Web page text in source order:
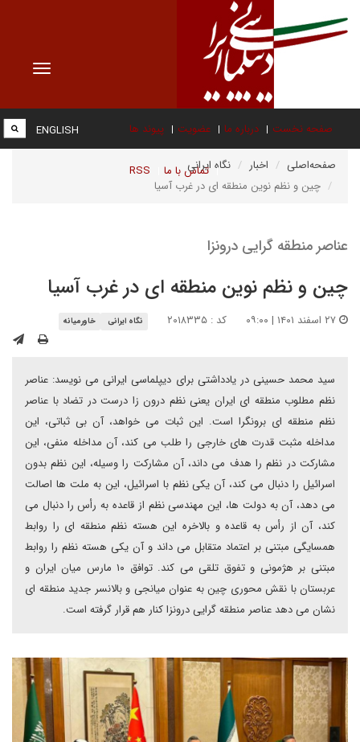
Toggle
صفحه نخست درباره ما عضویت پیوند ها
تماس با ما RSS
ENGLISH
صفحه‌اصلی اخبار
نگاه ایرانی
چین و نظم نوین منطقه ای در غرب آسیا
عناصر منطقه گرایی درونزا
چین و نظم نوین منطقه ای در غرب آسیا
کد : ۲۰۱۸۳۳۵ نگاه ایرانی خاورمیانه
سید محمد حسینی در یادداشتی برای دیپلماسی ایرانی می نویسد: عناصر
نظم مطلوب منطقه ای ایران یعنی نظم درون زا درست در تضاد با عناصر
نظم منطقه ای برونگرا است. این ثبات می خواهد، آن بی ثباتی، این
مداخله مثبت قدرت های خارجی را طلب می کند، آن مداخله منفی، این
مشارکت در نظم را هدف می داند، آن مشارکت را وسیله، این نظم بدون
اسرائیل را دنبال می کند، آن یکی نظم با اسرائیل، این به ملت ها اصالت
می دهد، آن به دولت ها، این مهندسی نظم از قاعده به رأس را دنبال می
کند، آن از رأس به قاعده و بالاخره این هسته نظم منطقه ای را روابط
همسایگی مبتنی بر اعتماد متقابل می داند و آن یکی هسته نظم را روابط
مبتنی بر هژمونی و تفوق تلقی می کند. توافق ۱۰ مارس میان ایران و
عربستان با نقش محوری چین به عنوان میانجی و بالانسر جدید منطقه ای
نشان می دهد عناصر منطقه گرایی درونزا کنار هم قرار گرفته است.